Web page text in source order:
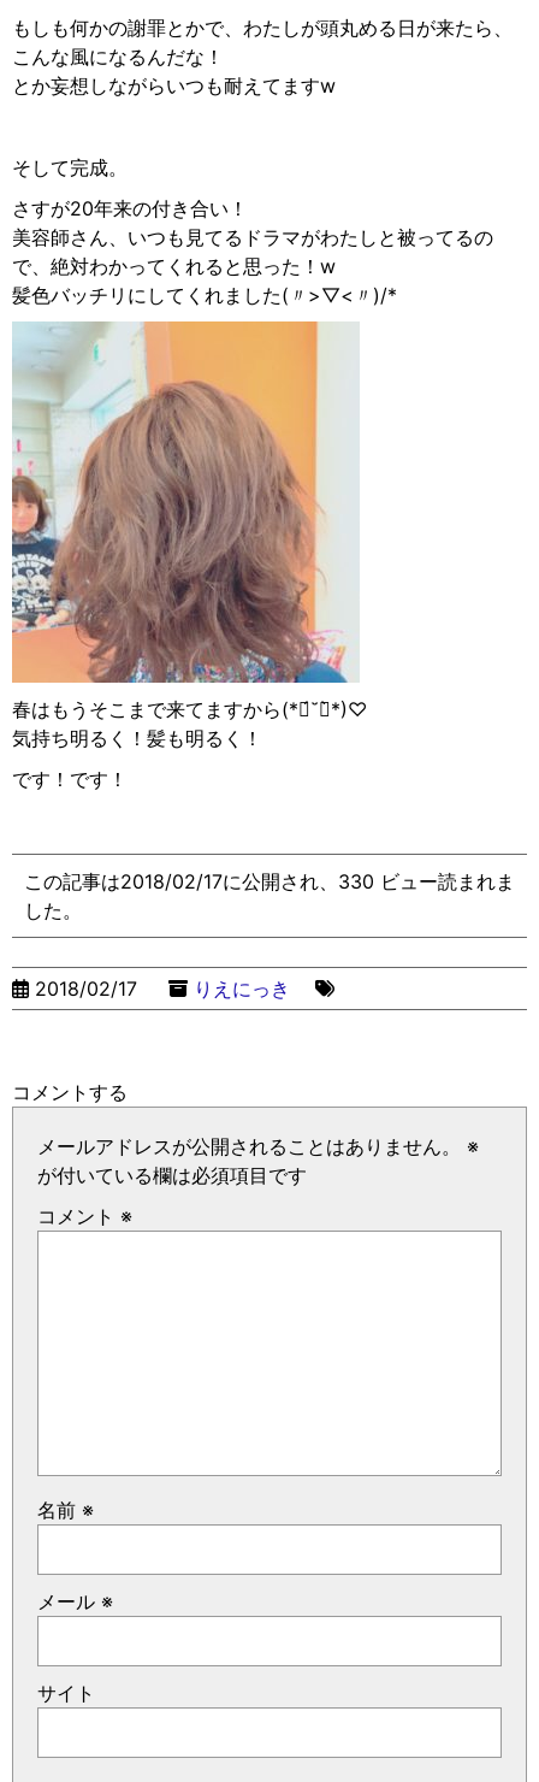
もしも何かの謝罪とかで、わたしが頭丸める日が来たら、
こんな風になるんだな！
とか妄想しながらいつも耐えてますw
そして完成。
さすが20年来の付き合い！
美容師さん、いつも見てるドラマがわたしと被ってるの
で、絶対わかってくれると思った！w
髪色バッチリにしてくれました(〃>▽<〃)/*
春はもうそこまで来てますから(*ฅ́˘ฅ̀*)♡︎
気持ち明るく！髪も明るく！
です！です！
この記事は2018/02/17に公開され、330 ビュー読まれま
した。
2018/02/17 りえにっき
コメントする
メールアドレスが公開されることはありません。
※
が付いている欄は必須項目です
コメント ※
名前 ※
メール ※
サイト